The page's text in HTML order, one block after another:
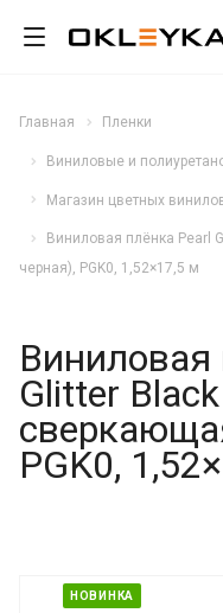
Главная Пленки
Виниловые и
Магазин цветных
Виниловая плёнка Pearl
черная), PGK0, 1,52×17,5 м
Виниловая
Glitter
PGK0,
НОВИНКА